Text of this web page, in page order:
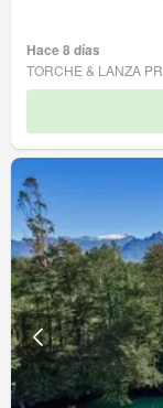
Hace 8 días
TORCHE & LANZA